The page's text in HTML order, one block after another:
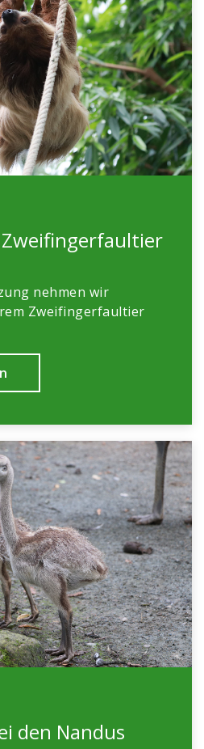
nehmen wir
Zweifingerfaultier
den Nandus